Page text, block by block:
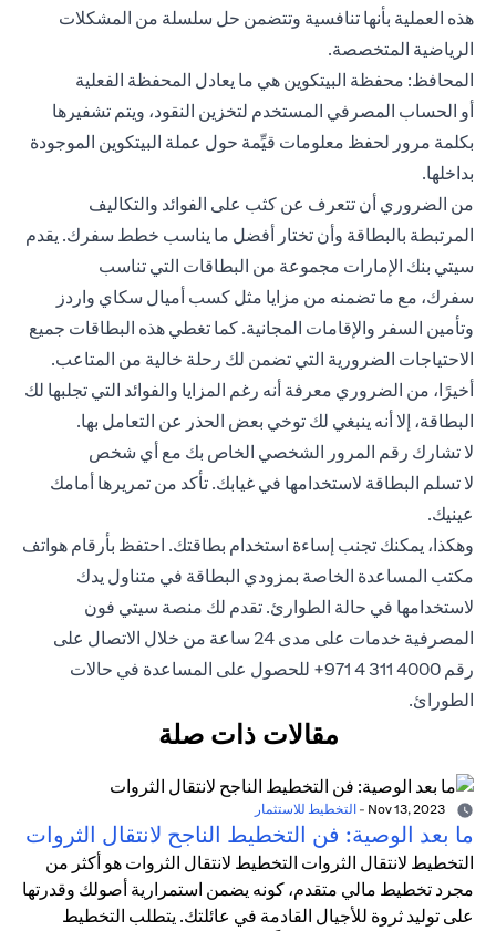
هذه العملية بأنها تنافسية وتتضمن حل سلسلة من المشكلات
الرياضية المتخصصة.
المحافظ: محفظة البيتكوين هي ما يعادل المحفظة الفعلية
أو الحساب المصرفي المستخدم لتخزين النقود، ويتم تشفيرها
بكلمة مرور لحفظ معلومات قيِّمة حول عملة البيتكوين الموجودة
بداخلها.
من الضروري أن تتعرف عن كثب على الفوائد والتكاليف
المرتبطة بالبطاقة وأن تختار أفضل ما يناسب خطط سفرك. يقدم
سيتي بنك الإمارات مجموعة من البطاقات التي تناسب
سفرك، مع ما تضمنه من مزايا مثل كسب أميال سكاي واردز
وتأمين السفر والإقامات المجانية. كما تغطي هذه البطاقات جميع
الاحتياجات الضرورية التي تضمن لك رحلة خالية من المتاعب.
أخيرًا، من الضروري معرفة أنه رغم المزايا والفوائد التي تجلبها لك
البطاقة، إلا أنه ينبغي لك توخي بعض الحذر عن التعامل بها.
لا تشارك رقم المرور الشخصي الخاص بك مع أي شخص
لا تسلم البطاقة لاستخدامها في غيابك. تأكد من تمريرها أمامك
عينيك.
وهكذا، يمكنك تجنب إساءة استخدام بطاقتك. احتفظ بأرقام هواتف
مكتب المساعدة الخاصة بمزودي البطاقة في متناول يدك
لاستخدامها في حالة الطوارئ. تقدم لك منصة سيتي فون
المصرفية خدمات على مدى 24 ساعة من خلال الاتصال على
رقم 4000 311 4 971+ للحصول على المساعدة في حالات
الطورائ.
مقالات ذات صلة
- التخطيط للاستثمار
ما بعد الوصية: فن التخطيط الناجح لانتقال الثروات
التخطيط لانتقال الثروات التخطيط لانتقال الثروات هو أكثر من
مجرد تخطيط مالي متقدم، كونه يضمن استمرارية أصولك وقدرتها
على توليد ثروة للأجيال القادمة في عائلتك. يتطلب التخطيط